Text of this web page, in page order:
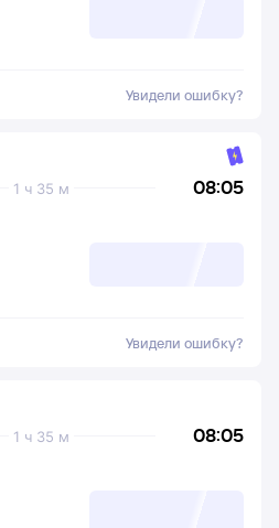
Увидели ошибку?
08:05
1 ч 35 м
Увидели ошибку?
08:05
1 ч 35 м